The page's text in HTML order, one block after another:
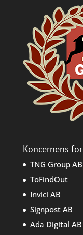
Koncernens
TNG Group AB
ToFindOut
Invici AB
Signpost AB
Ada Digital AB